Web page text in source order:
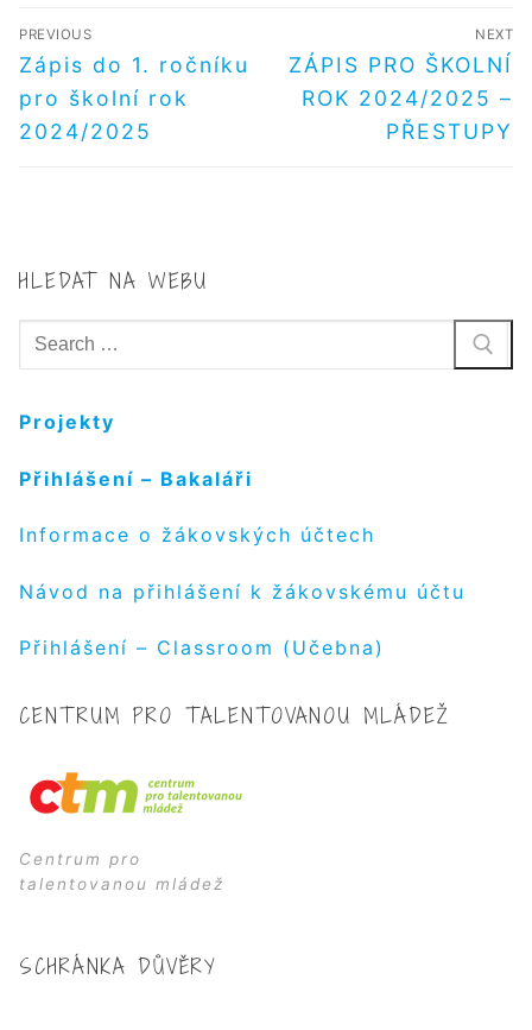
NAVIGACE
PRO
PŘÍSPĚVEK
PREVIOUS
Předchozí
příspěvek
Zápis do 1. ročníku
pro školní rok
2024/2025
NEXT
Další
příspěvek
ZÁPIS PRO ŠKOLNÍ
ROK 2024/2025 –
PŘESTUPY
HLEDAT NA WEBU
Hledat:
Projekty
Přihlášení – Bakaláři
Informace o žákovských účtech
Návod na přihlášení k žákovskému účtu
Přihlášení – Classroom (Učebna)
CENTRUM PRO TALENTOVANOU MLÁDEŽ
Centrum pro
talentovanou mládež
SCHRÁNKA DŮVĚRY